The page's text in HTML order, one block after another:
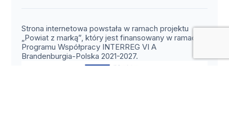
Strona internetowa powstała w ramach projektu
„Powiat z marką”, który jest finansowany w ramach
Programu Współpracy INTERREG VI A
Brandenburgia-Polska 2021-2027.